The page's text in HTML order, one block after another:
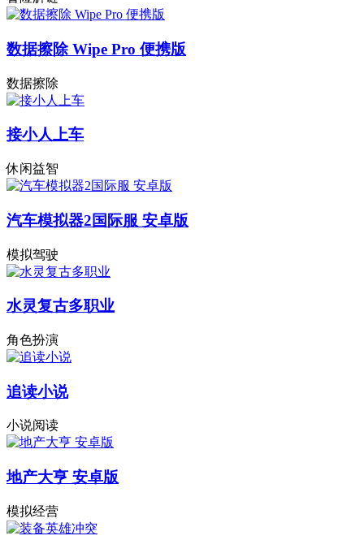
数据擦除 Wipe Pro 便携版
数据擦除
接小人上车
休闲益智
汽车模拟器2国际服 安卓版
模拟驾驶
水灵复古多职业
角色扮演
追读小说
小说阅读
地产大亨 安卓版
模拟经营